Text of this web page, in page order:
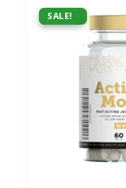
ACTIE !
SALE!